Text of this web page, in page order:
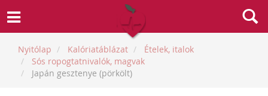
Nyitólap Kalóriatáblázat
Ételek, italok
Sós ropogtatnivalók, magvak
Japán gesztenye (pörkölt)